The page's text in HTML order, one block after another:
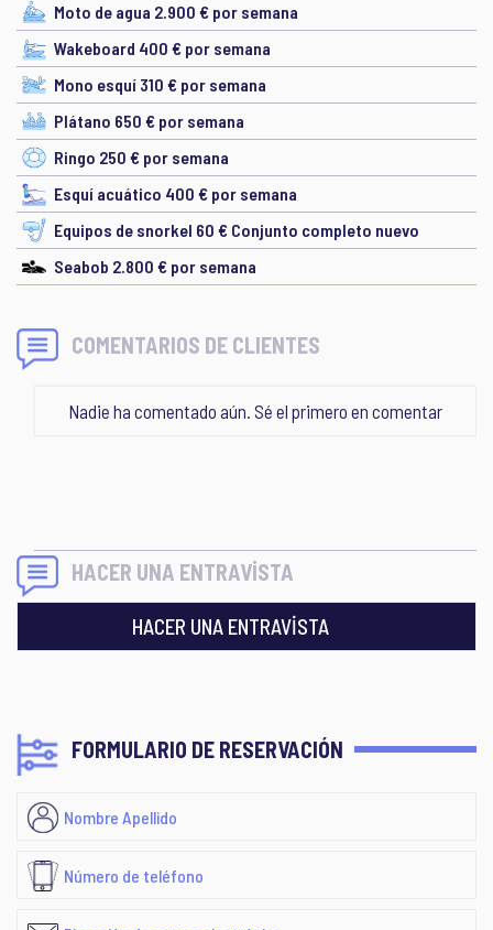
Moto de agua 2.900 € por semana
Wakeboard 400 € por semana
Mono esquí 310 € por semana
Plátano 650 € por semana
Ringo 250 € por semana
Esquí acuático 400 € por semana
Equipos de snorkel 60 € Conjunto completo nuevo
Seabob 2.800 € por semana
COMENTARIOS DE CLIENTES
Nadie ha comentado aún. Sé el primero en comentar
HACER UNA ENTRAVİSTA
HACER UNA ENTRAVİSTA
FORMULARIO DE RESERVACIÓN